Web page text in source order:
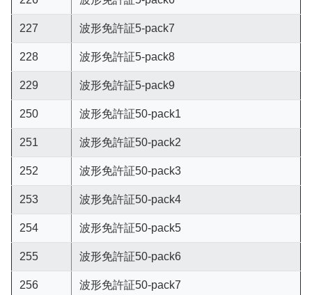
227 波形免許証5-pack7
228 波形免許証5-pack8
229 波形免許証5-pack9
250 波形免許証50-pack1
251 波形免許証50-pack2
252 波形免許証50-pack3
253 波形免許証50-pack4
254 波形免許証50-pack5
255 波形免許証50-pack6
256 波形免許証50-pack7